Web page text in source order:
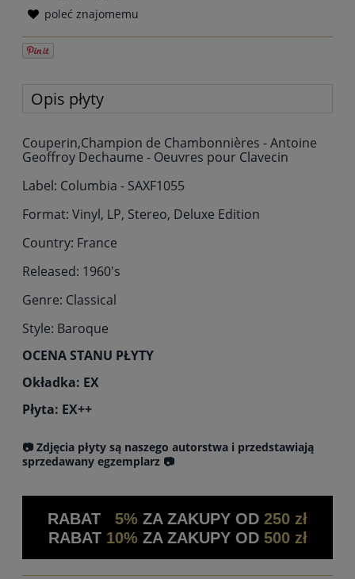
poleć znajomemu
Opis płyty
Couperin,Champion de Chambonnières - Antoine
Geoffroy Dechaume - Oeuvres pour Clavecin
Label: Columbia - SAXF1055
Format: Vinyl, LP, Stereo, Deluxe Edition
Country: France
Released: 1960's
Genre: Classical
Style: Baroque
OCENA STANU PŁYTY
Okładka: EX
Płyta: EX++
📷 Zdjęcia płyty są naszego autorstwa i przedstawiają
sprzedawany egzemplarz 📷
RABAT 5% ZA ZAKUPY OD 250 zł
RABAT 10%ZA ZAKUPY OD 500 zł